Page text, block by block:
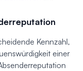
Kennzahl,
einer